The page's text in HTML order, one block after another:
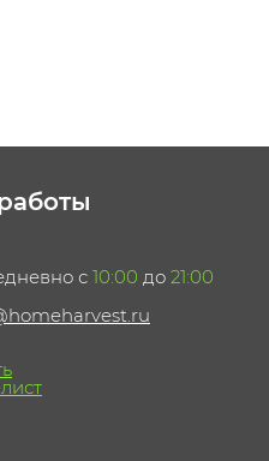
с 10:00 до 21:00